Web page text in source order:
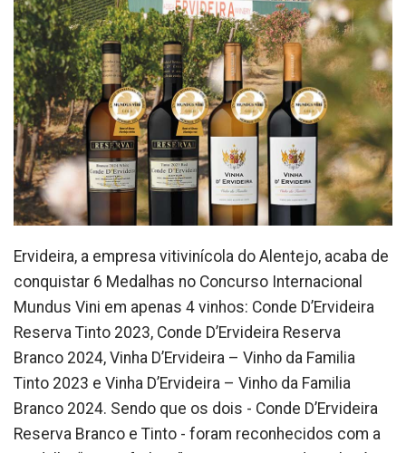
Ervideira, a empresa vitivinícola do Alentejo, acaba de
conquistar 6 Medalhas no Concurso Internacional
Mundus Vini em apenas 4 vinhos: Conde D’Ervideira
Reserva Tinto 2023, Conde D’Ervideira Reserva
Branco 2024, Vinha D’Ervideira – Vinho da Familia
Tinto 2023 e Vinha D’Ervideira – Vinho da Familia
Branco 2024. Sendo que os dois - Conde D’Ervideira
Reserva Branco e Tinto - foram reconhecidos com a